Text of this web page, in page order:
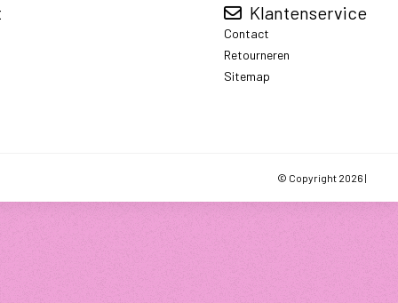
Klantenservice
Contact
Retourneren
Sitemap
© Copyright 2026 |